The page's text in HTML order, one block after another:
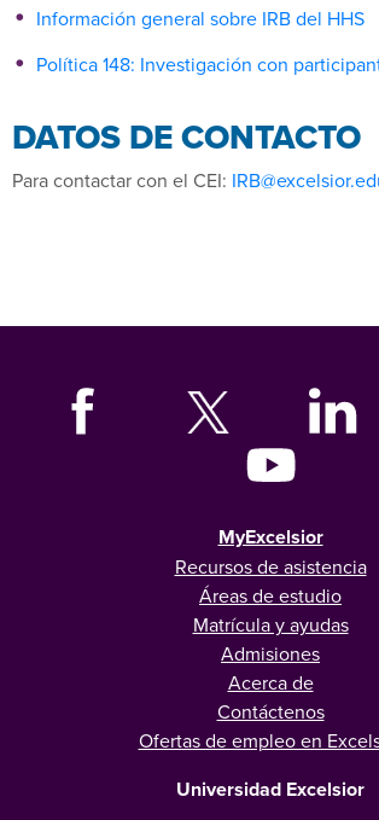
Información general sobre IRB del HHS
Política 148: Investigación con
DATOS DE CONTACTO
Para contactar con el CEI:
MyExcelsior
Recursos de asistencia
Áreas de estudio
Matrícula y ayudas
Admisiones
Acerca de
Contáctenos
Ofertas de empleo en
Universidad Excelsior